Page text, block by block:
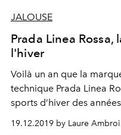
JALOUSE
Prada Linea
l'hiver
Voilà un an que la
technique Prada Linea
sports d’hiver des
19.12.2019 by Laure